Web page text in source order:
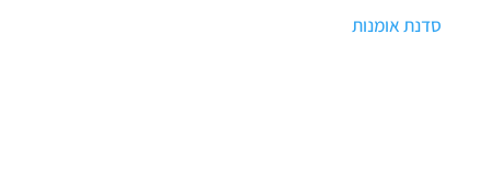
סדנת אומנות